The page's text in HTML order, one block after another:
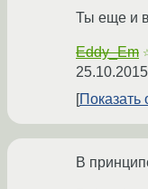
Ты еще и в
Eddy_Em
Показать
В